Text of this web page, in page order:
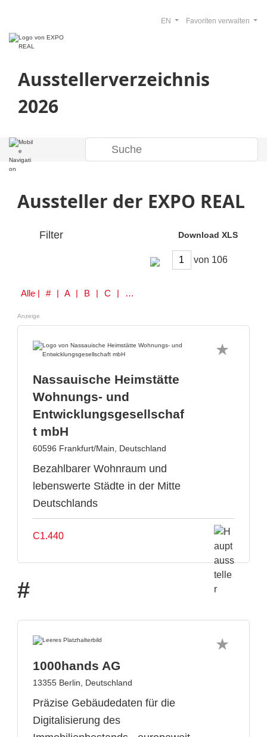
Ausstellerverzeichnis
2026
Favoriten verwalten
EN
Aussteller der EXPO REAL
Filter Download XLS
von
Alle | # | A | B | C | D | E | F | G | H | I | J | K | L | M | N | O | P | Q | R | S | T | U | V | W | Y | Z
Anzeige
Nassauische Heimstätte
Wohnungs- und
Entwicklungsgesellschaf
t mbH
60596 Frankfurt/Main, Deutschland
Bezahlbarer Wohnraum und
lebenswerte Städte in der Mitte
Deutschlands
C1.440
#
1000hands AG
13355 Berlin, Deutschland
Präzise Gebäudedaten für die
Digitalisierung des